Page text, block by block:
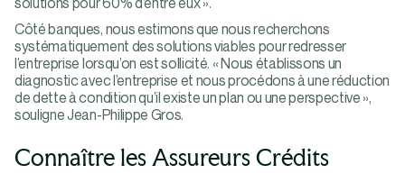
Côté banques, nous estimons que nous recherchons
systématiquement des solutions viables pour redresser
l’entreprise lorsqu’on est sollicité. « Nous établissons un
diagnostic avec l’entreprise et nous procédons à une réduction
de dette à condition qu’il existe un plan ou une perspective »,
souligne Jean-Philippe Gros.
Connaître les Assureurs Crédits